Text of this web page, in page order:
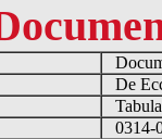
De
0314-